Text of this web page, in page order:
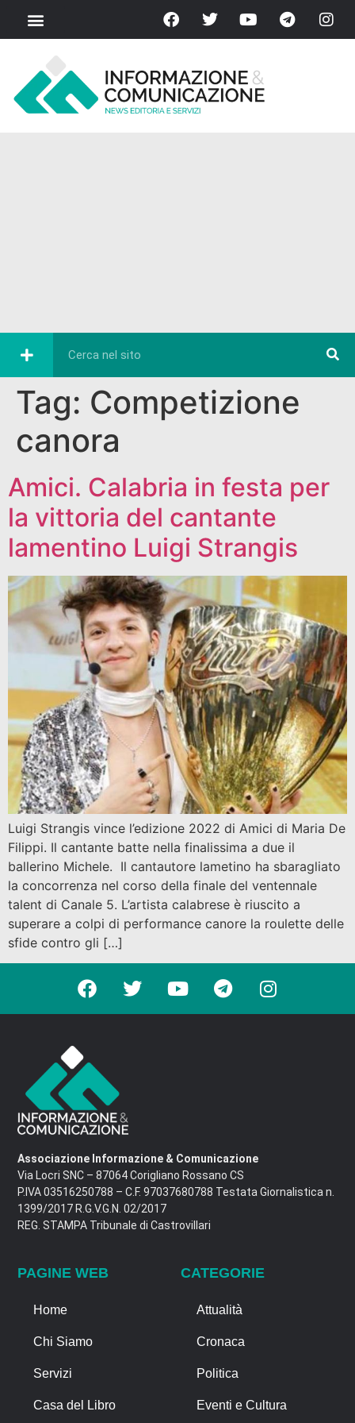
Tag: Competizione
canora
Amici. Calabria in festa per
la vittoria del cantante
lamentino Luigi Strangis
Luigi Strangis vince l’edizione 2022 di Amici di Maria De
Filippi. Il cantante batte nella finalissima a due il
ballerino Michele. Il cantautore lametino ha sbaragliato
la concorrenza nel corso della finale del ventennale
talent di Canale 5. L’artista calabrese è riuscito a
superare a colpi di performance canore la roulette delle
sfide contro gli […]
Associazione Informazione & Comunicazione
Via Locri SNC – 87064 Corigliano Rossano CS
P.IVA 03516250788 – C.F. 97037680788 Testata Giornalistica n.
1399/2017 R.G.V.G.N. 02/2017
REG. STAMPA Tribunale di Castrovillari
PAGINE WEB
Home
Chi Siamo
Servizi
Casa del Libro
CATEGORIE
Attualità
Cronaca
Politica
Eventi e Cultura